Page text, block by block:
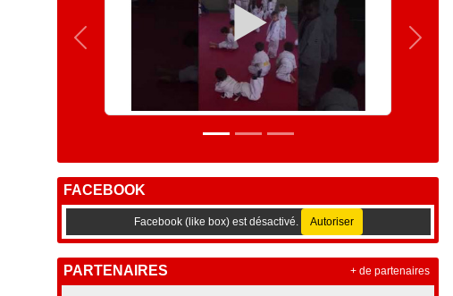
Précedent
FACEBOOK
Facebook (like box) est désactivé. Autoriser
PARTENAIRES + de partenaires